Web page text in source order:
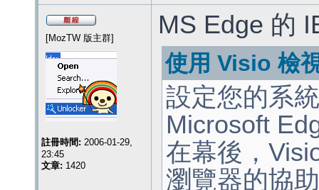
[MozTW 版主群]
註冊時間: 2006-01-29,
23:45
文章: 1420
MS Edge 的
使用 Visio 檢
設定您的系
Microsoft
在幕後，
瀏覽器的協